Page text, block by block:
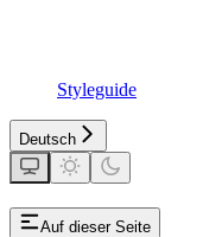
Styleguide
Deutsch
Auf dieser Seite